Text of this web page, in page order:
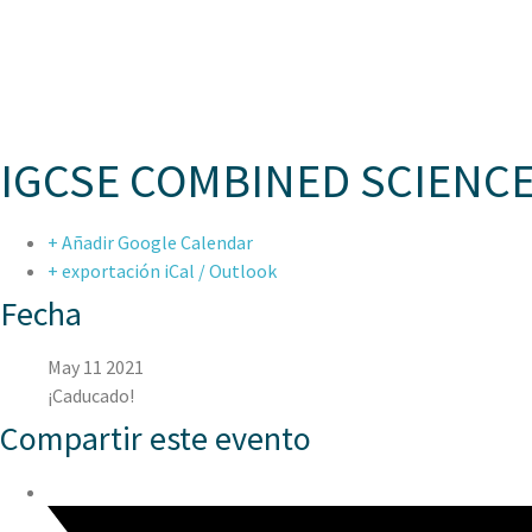
IGCSE COMBINED
+ Añadir Google Calendar
+ exportación iCal / Outlook
Fecha
May 11 2021
¡Caducado!
Compartir este evento